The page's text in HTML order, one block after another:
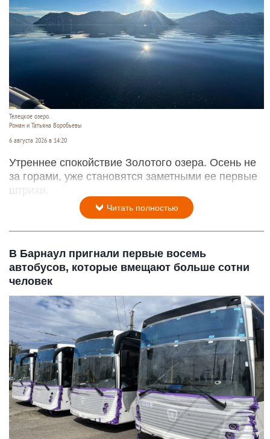
В жаркую летнюю погоду косматым косолапым
очень хочется охладиться. Причем до залповых
ливней.
Читать полностью
Телецкое озеро во время штиля показали на
Алтае. Видео
Телецкое озеро.
6 августа 2026 в 14:20
Утреннее спокойствие Золотого озера. Осень не
за горами, уже становятся заметными ее первые
штрихи.
Читать полностью
В Барнаул пригнали первые восемь
автобусов, которые вмещают больше сотни